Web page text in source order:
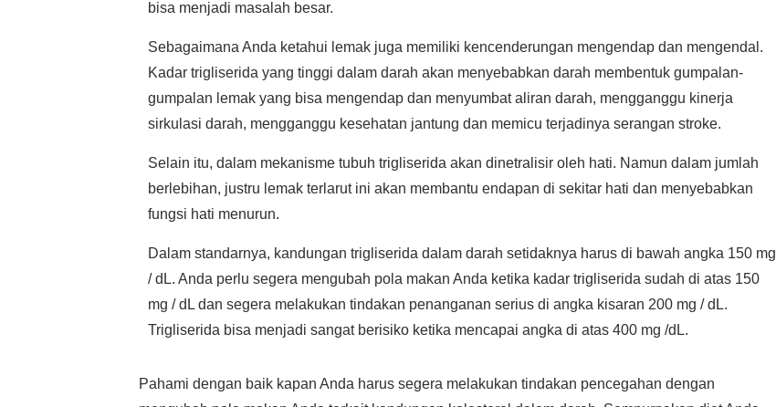
bisa menjadi masalah besar.
Sebagaimana Anda ketahui lemak juga memiliki kencenderungan mengendap dan mengendal.
Kadar trigliserida yang tinggi dalam darah akan menyebabkan darah membentuk gumpalan-
gumpalan lemak yang bisa mengendap dan menyumbat aliran darah, mengganggu kinerja
sirkulasi darah, mengganggu kesehatan jantung dan memicu terjadinya serangan stroke.
Selain itu, dalam mekanisme tubuh trigliserida akan dinetralisir oleh hati. Namun dalam jumlah
berlebihan, justru lemak terlarut ini akan membantu endapan di sekitar hati dan menyebabkan
fungsi hati menurun.
Dalam standarnya, kandungan trigliserida dalam darah setidaknya harus di bawah angka 150 mg
/ dL. Anda perlu segera mengubah pola makan Anda ketika kadar trigliserida sudah di atas 150
mg / dL dan segera melakukan tindakan penanganan serius di angka kisaran 200 mg / dL.
Trigliserida bisa menjadi sangat berisiko ketika mencapai angka di atas 400 mg /dL.
Pahami dengan baik kapan Anda harus segera melakukan tindakan pencegahan dengan